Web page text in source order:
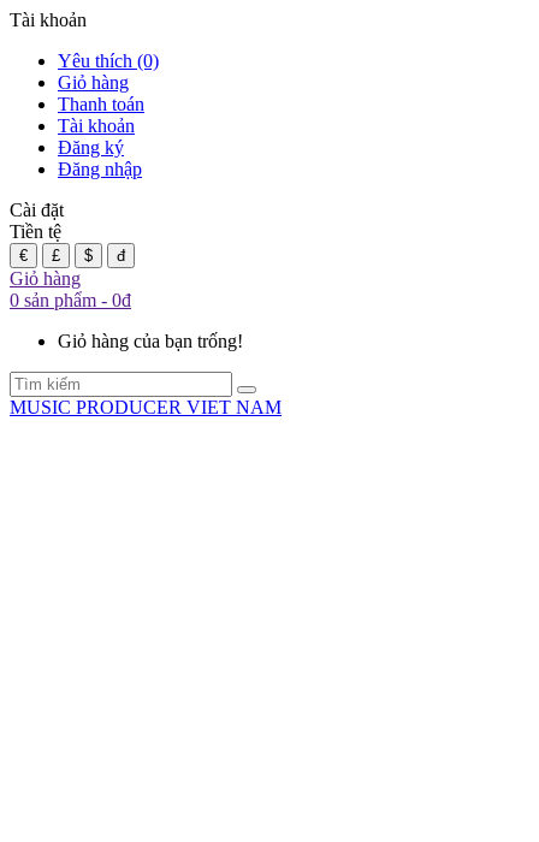
Tài khoản
Yêu thích (0)
Giỏ hàng
Thanh toán
Tài khoản
Đăng ký
Đăng nhập
Cài đặt
Tiền tệ
€ £ $ đ
Giỏ hàng
0 sản phẩm - 0đ
Giỏ hàng của bạn trống!
MUSIC PRODUCER VIET NAM